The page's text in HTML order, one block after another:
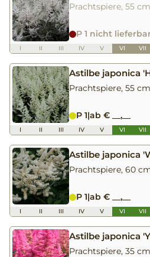
Prachtspiere, 55
P 1 nicht
I II III IV V VI VII
Astilbe japonica
Prachtspiere, 55
P 1|ab € __,__
I II III IV V VI VII
Astilbe japonica
Prachtspiere, 60
P 1|ab € __,__
I II III IV V VI VII
Astilbe japonica
Prachtspiere, 35